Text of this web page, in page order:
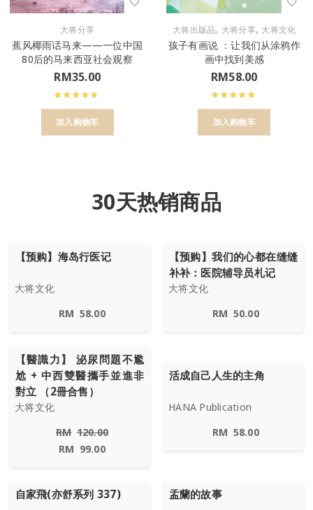
大将分享
蕉风椰雨话马来——一位中国
80后的马来西亚社会观察
RM35.00
加入购物车
大将出版品, 大将分享, 大将文化
孩子有画说 ：让我们从涂鸦作
画中找到美感
RM58.00
加入购物车
30天热销商品
【预购】海岛行医记
大将文化
RM 58.00
【预购】我们的心都在缝缝
补补：医院辅导员札记
大将文化
RM 50.00
【醫識力】 泌尿問題不尷
尬 + 中西雙醫攜手並進非
對立 （2冊合售）
大将文化
RM 120.00
RM 99.00
活成自己人生的主角
HANA Publication
RM 58.00
自家飛(亦舒系列 337) 盂蘭的故事